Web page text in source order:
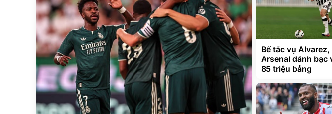
Bế tắc vụ Alvarez,
Arsenal đánh bạc
85 triệu bảng